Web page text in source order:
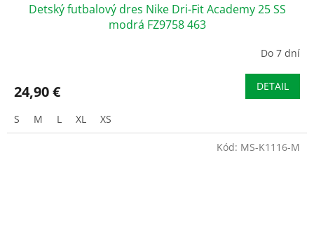
Detský futbalový dres Nike Dri-Fit Academy 25 SS
modrá FZ9758 463
Do 7 dní
24,90 € DETAIL
S M L XL XS
Kód: MS-K1116-M